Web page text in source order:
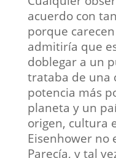
acuerdo con
porque
admitiría que
doblegar a un
trataba de una
potencia más
planeta y un
origen, cultura
Eisenhower no
Parecía, y tal